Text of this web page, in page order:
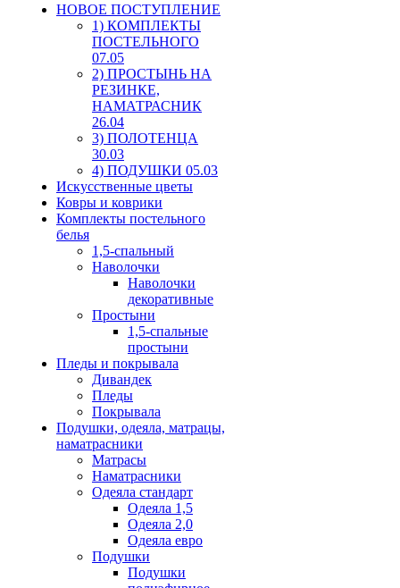
HОВОЕ ПОСТУПЛЕНИЕ
1) КОМПЛЕКТЫ
ПОСТЕЛЬНОГО
07.05
2) ПРОСТЫНЬ НА
РЕЗИНКЕ,
НАМАТРАСНИК
26.04
3) ПОЛОТЕНЦА
30.03
4) ПОДУШКИ 05.03
Искусственные цветы
Ковры и коврики
Комплекты постельного
белья
1,5-спальный
Наволочки
Наволочки
декоративные
Простыни
1,5-спальные
простыни
Пледы и покрывала
Дивандек
Пледы
Покрывала
Подушки, одеяла, матрацы,
наматрасники
Матрасы
Наматрасники
Одеяла стандарт
Одеяла 1,5
Одеяла 2,0
Одеяла евро
Подушки
Подушки